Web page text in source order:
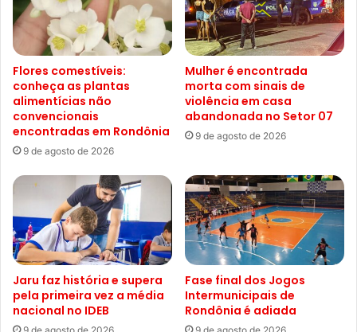
Flores comestíveis:
conheça as plantas
alimentícias não
convencionais
encontradas em Rondônia
9 de agosto de 2026
Mulher é encontrada
morta com sinais de
violência em casa
abandonada no Setor 07
9 de agosto de 2026
Jaru faz história e supera
pela primeira vez a média
nacional no IDEB
Fase final dos Jogos
Intermunicipais de
Rondônia é adiada